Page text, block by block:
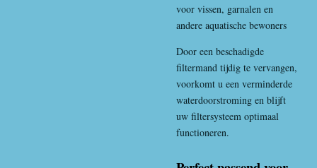
voor vissen, garnalen en
andere aquatische bewoners
Door een beschadigde
filtermand tijdig te vervangen,
voorkomt u een verminderde
waterdoorstroming en blijft
uw filtersysteem optimaal
functioneren.